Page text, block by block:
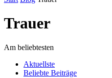
Trauer
Am beliebtesten
Aktuellste
Beliebte Beiträge